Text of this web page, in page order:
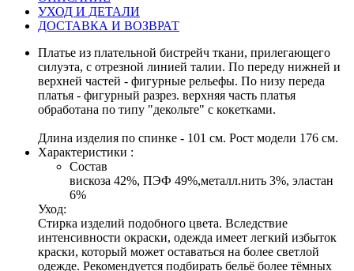
УХОД И ДЕТАЛИ
ДОСТАВКА И ВОЗВРАТ
Платье из плательной бистрейч ткани, прилегающего
силуэта, с отрезной линией талии. По переду нижней и
верхней частей - фигурные рельефы. По низу переда
платья - фигурный разрез. верхняя часть платья
обработана по типу "декольте" с кокетками.
Длина изделия по спинке - 101 см. Рост модели 176 см.
Характеристики :
Состав
вискоза 42%, ПЭФ 49%,металл.нить 3%, эластан
6%
Уход:
Стирка изделий подобного цвета. Вследствие
интенсивности окраски, одежда имеет легкий избыток
краски, который может оставаться на более светлой
одежде. Рекомендуется подбирать бельё более тёмных